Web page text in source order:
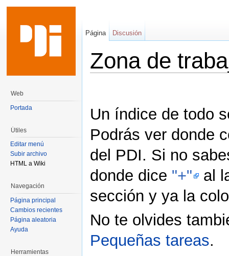
Zona de
Un índice de todo
Podrás ver donde
del PDI. Si no
donde dice "+"
al
sección y ya la
No te olvides
Pequeñas tareas.
Página Discusión
Web
Portada
Útiles
Editar menú
Subir archivo
HTML a Wiki
Navegación
Página principal
Cambios recientes
Página aleatoria
Ayuda
Herramientas